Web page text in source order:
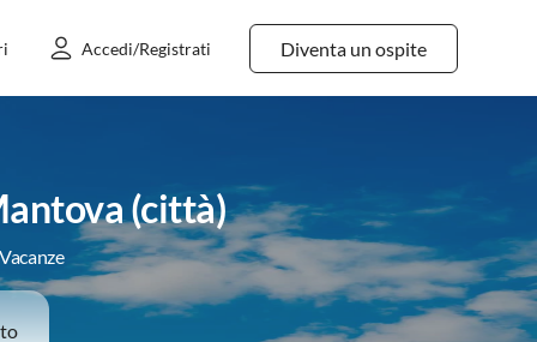
Diventa un ospite
Accedi/Registrati
(città)